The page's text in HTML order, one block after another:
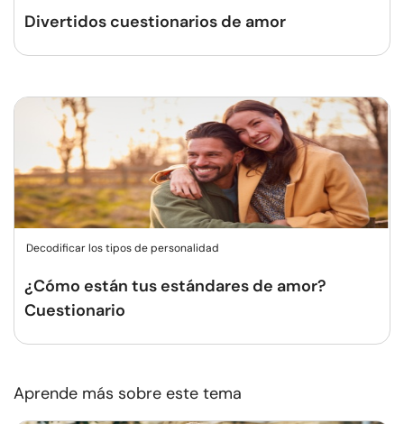
Divertidos cuestionarios de amor
Decodificar los tipos de personalidad
¿Cómo están tus estándares de amor?
Cuestionario
Aprende más sobre este tema